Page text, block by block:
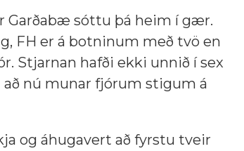
Garðabæ sóttu þá heim í gær.
FH er á botninum með tvö en
Stjarnan hafði ekki unnið í sex
nú munar fjórum stigum á
og áhugavert að fyrstu tveir